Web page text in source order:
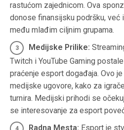
rastućom zajednicom. Ova
donose finansijsku podršku, već
među mlađim ciljnim grupama.
Medijske Prilike:
Twitch i YouTube Gaming
praćenje esport događaja. Ovo
medijske ugovore, kako za
turnira. Medijski prihodi se
se interesovanje za esport
Radna Mesta: Esport je